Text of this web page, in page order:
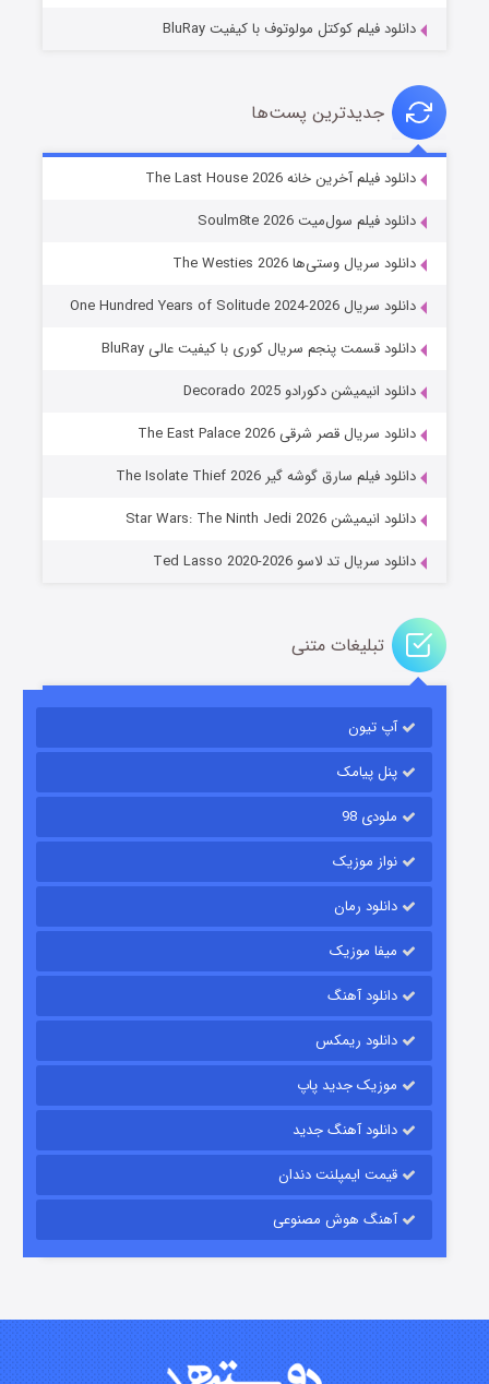
خاندان اژدها فصل ۳
جادوگری در مغولستان
قسمت۱۴ (زیرنویس) منتشر شد
رویایی برای تو
قسمت
قسمت۲ (دوبله) منتشر شد
دانلود فیلم کوکتل مولوتوف با کیفیت BluRay
جدیدترین پست‌ها
دانلود فیلم آخرین خانه The Last House 2026
دانلود فیلم سول‌میت Soulm8te 2026
دانلود سریال وستی‌ها The Westies 2026
دانلود سریال One Hundred Years of Solitude 2024-2026
دانلود قسمت پنجم سریال کوری با کیفیت عالی BluRay
دانلود انیمیشن دکورادو Decorado 2025
دانلود سریال قصر شرقی The East Palace 2026
دانلود فیلم سارق گوشه گیر The Isolate Thief 2026
دانلود انیمیشن Star Wars: The Ninth Jedi 2026
دانلود سریال تد لاسو Ted Lasso 2020-2026
تبلیغات متنی
آپ تیون
پنل پیامک
ملودی 98
نواز موزیک
دانلود رمان
میفا موزیک
دانلود آهنگ
دانلود ریمکس
موزیک جدید پاپ
دانلود آهنگ جدید
قیمت ایمپلنت دندان
آهنگ هوش مصنوعی